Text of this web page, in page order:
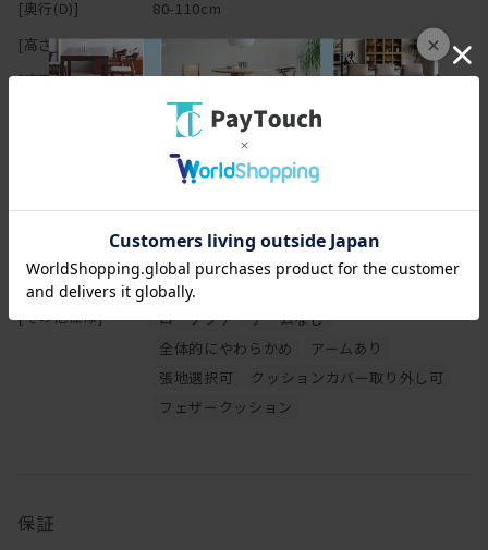
×
またクッションも取り外し可能な為、
クッション1個単位からリーズナブルに交換できます。
ソファを形作る木枠やバネはかなりの強度を持ち、
国内加工された羽毛は、安心なJIS基準をクリアした高品質な羽毛を
姿勢を安定させ、長時間座り続けることの疲れを感じさせにくく、
作られています。
土台となる本体には、Sバネとウェービングテープを重ね、
高い耐久性を備えると同時に、
クッションの弾力をより感じさせやすく反発力が備わっています。
◆作り手からのメッセージ
ソファは、腰を降ろし、膝を曲げ、姿勢よく座るだけではありませ
コーナーラージサイズの座面幅950mmもある大型のサイズです。
[奥行(D)]
80-110cm
[高さ(H)]
75cm
[座面高さ(SH)]
38cm
Sバネ
フェザー 50％ + ポリエステル綿 50% + 中密度
ウレタン
[脚部]
プラスチック脚
フェザー100％
[カバー]
カバーリング仕様
[その他仕様]
ローソファ
アームなし
全体的にやわらかめ
アームあり
張地選択可
クッションカバー取り外し可
フェザークッション
保証